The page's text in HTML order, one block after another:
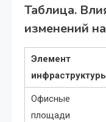
Таблица.
изменений
Элемент
Офисные
площади